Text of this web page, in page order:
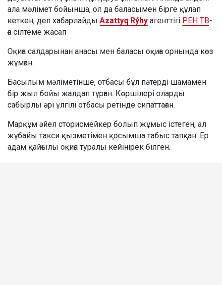
ала мәлімет бойынша, ол да баласымен бірге құлап
кеткен, деп хабарлайды Azattyq Rýhy агенттігі РЕН ТВ-
ға сілтеме жасап
Оқиға салдарынан анасы мен баласы оқиға орнында көз
жұмған.
Басылым мәліметінше, отбасы бұл пәтерді шамамен
бір жыл бойы жалдап тұрған. Көршілері оларды
сабырлы әрі үлгілі отбасы ретінде сипаттаған.
Марқұм әйел сторисмейкер болып жұмыс істеген, ал
жұбайы такси қызметімен қосымша табыс тапқан. Ер
адам қайғылы оқиға туралы кейінірек білген.